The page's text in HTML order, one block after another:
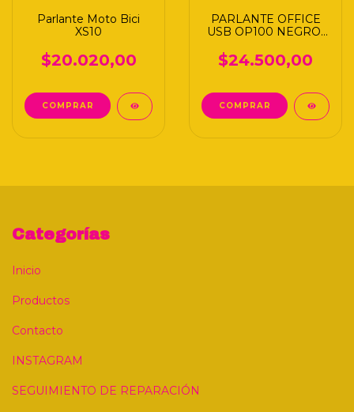
Parlante Moto Bici
XS10
$20.020,00
PARLANTE OFFICE
USB OP100 NEGRO/
$24.500,00
Categorías
Inicio
Productos
Contacto
INSTAGRAM
SEGUIMIENTO DE REPARACIÓN